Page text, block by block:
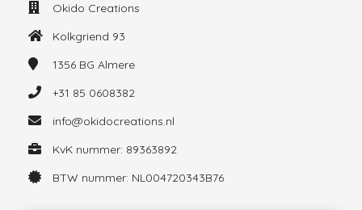
Okido Creations
Kolkgriend 93
1356 BG Almere
+31 85 0608382
info@okidocreations.nl
KvK nummer: 89363892
BTW nummer: NL004720343B76